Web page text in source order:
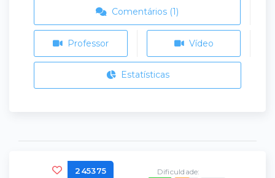
Comentários (1)
Professor Vídeo
Estatísticas
245375 Dificuldade: